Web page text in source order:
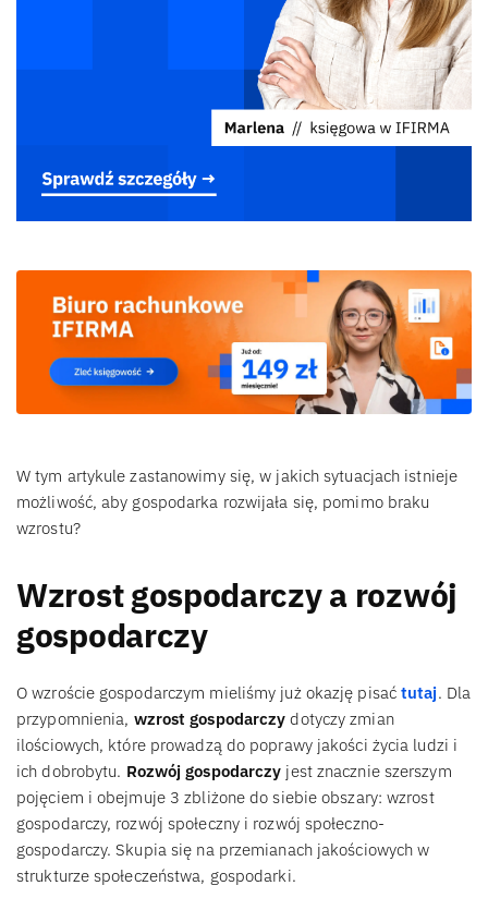
W tym artykule zastanowimy się, w jakich sytuacjach istnieje
możliwość, aby gospodarka rozwijała się, pomimo braku
wzrostu?
Wzrost gospodarczy a rozwój
gospodarczy
O wzroście gospodarczym mieliśmy już okazję pisaćtutaj. Dla
przypomnienia, wzrost gospodarczy dotyczy zmian
ilościowych, które prowadzą do poprawy jakości życia ludzi i
ich dobrobytu. Rozwój gospodarczy jest znacznie szerszym
pojęciem i obejmuje 3 zbliżone do siebie obszary: wzrost
gospodarczy, rozwój społeczny i rozwój społeczno-
gospodarczy. Skupia się na przemianach jakościowych w
strukturze społeczeństwa, gospodarki.